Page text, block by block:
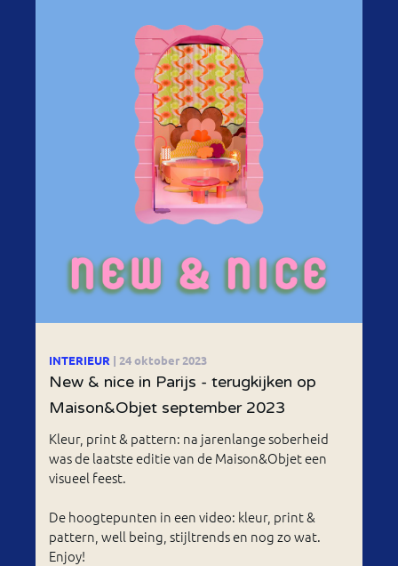
INTERIEUR | 24 oktober 2023
New & nice in Parijs - terugkijken op
Maison&Objet september 2023
Kleur, print & pattern: na jarenlange soberheid
was de laatste editie van de Maison&Objet een
visueel feest.
De hoogtepunten in een video: kleur, print &
pattern, well being, stijltrends en nog zo wat.
Enjoy!